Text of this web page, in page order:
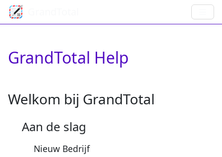
GrandTotal Help
Welkom bij GrandTotal
Aan de slag
Nieuw Bedrijf